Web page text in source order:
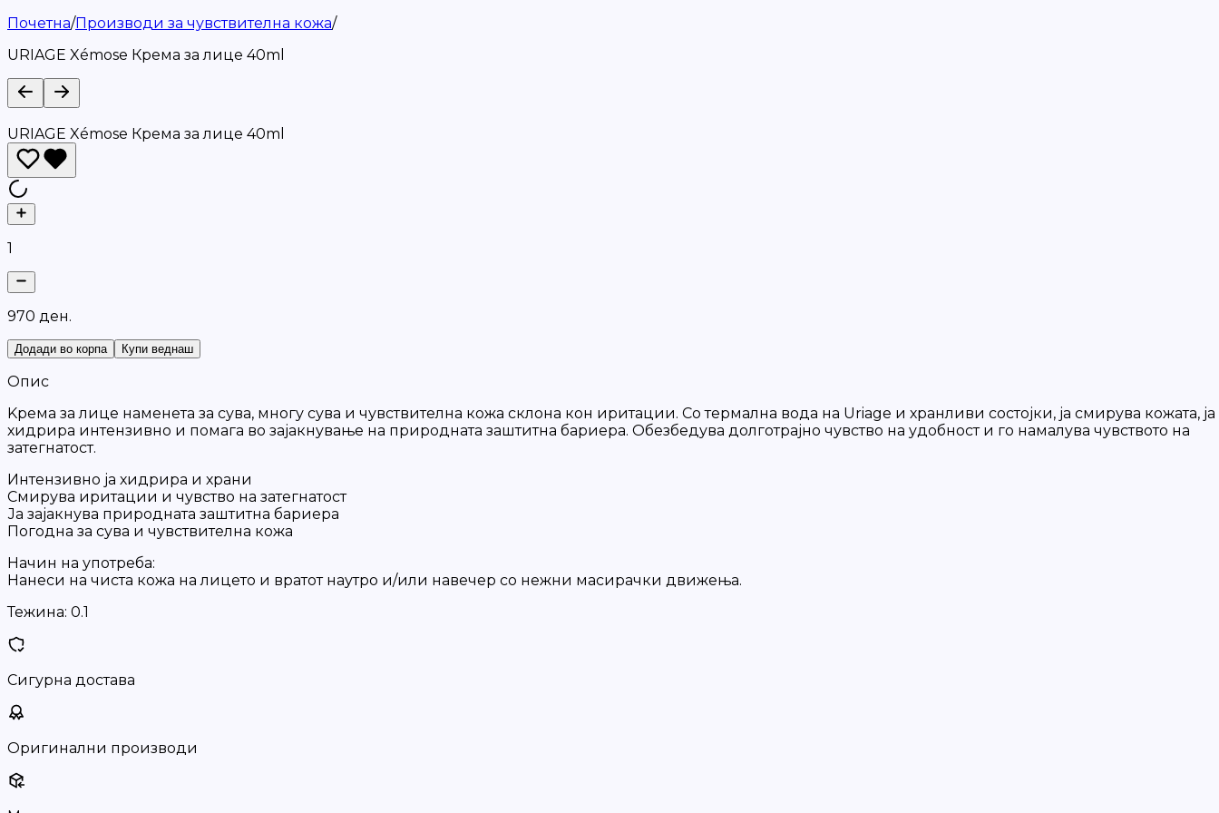
Почетна/Производи за чувствителна кожа/
URIAGE Xémose Крема за лице 40ml
URIAGE Xémose Крема за лице 40ml
1
970 ден.
Додади во корпа Купи веднаш
Опис
Kрема за лице наменета за сува, многу сува и чувствителна кожа склона кон иритации. Со термална вода на Uriage и хранливи состојки, ја смирува кожата, ја
хидрира интензивно и помага во зајакнување на природната заштитна бариера. Обезбедува долготрајно чувство на удобност и го намалува чувството на
затегнатост.
Интензивно ја хидрира и храни
Смирува иритации и чувство на затегнатост
Ја зајакнува природната заштитна бариера
Погодна за сува и чувствителна кожа
Начин на употреба:
Нанеси на чиста кожа на лицето и вратот наутро и/или навечер со нежни масирачки движења.
Тежина: 0.1
Сигурна достава
Оригинални производи